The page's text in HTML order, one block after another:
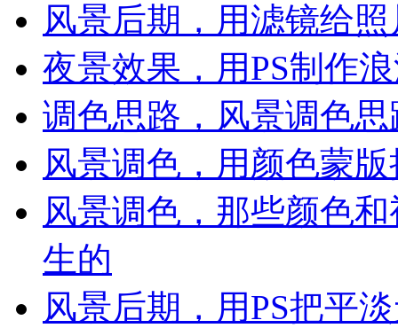
风景后期，用滤镜给
夜景效果，用PS制作
调色思路，风景调色
风景调色，用颜色蒙
风景调色，那些颜色
生的
风景后期，用PS把平